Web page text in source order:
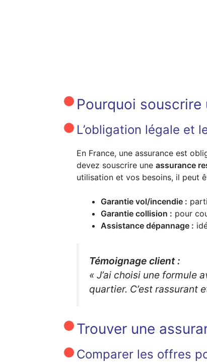
Pourquoi souscrire
L’obligation légale et
En France, une assurance est
devez souscrire une assurance
utilisation et vos besoins, il peut
Garantie vol/incendie :
Garantie collision : pour
Assistance dépannage :
Témoignage client :
« J’ai choisi une formule
quartier. C’est rassurant
Trouver une
Comparer les offres